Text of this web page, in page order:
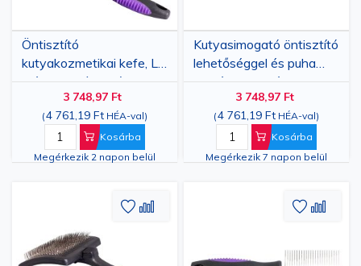
Öntisztító
kutyakozmetikai kefe, L
méret, behúzható puha
és kemény tűkkel
hosszú/dupla szőrzethez
3 748,97 Ft
(4 761,19 Ft HÉA-val)
Kosárba
Megérkezik 2 napon belül
Kutyasimogató öntisztító
lehetőséggel és puha
tüskékkel, L méret
3 748,97 Ft
(4 761,19 Ft HÉA-val)
Kosárba
Megérkezik 7 napon belül
Hozzáadás
Hozzáadás